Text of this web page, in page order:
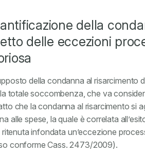
della
delle eccezioni
della condanna al risarcimento
totale soccombenza, che va
che la condanna al risarcimento si
alle spese, la quale è correlata
infondata un’eccezione
conforme Cass. 2473/2009).